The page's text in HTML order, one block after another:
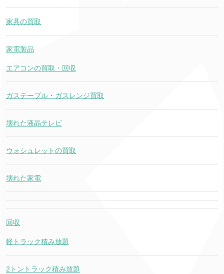
家具の買取
家電製品
エアコンの買取・回収
ガステーブル・ガスレンジ買取
壊れた液晶テレビ
ウォシュレットの買取
壊れた家電
回収
軽トラック積み放題
2トントラック積み放題